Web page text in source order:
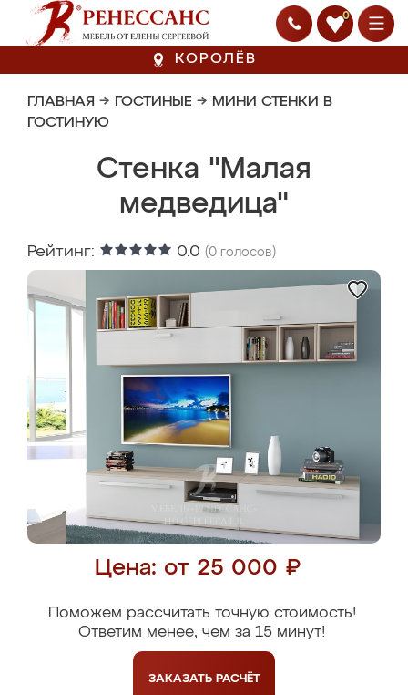
0
КОРОЛЁВ
ГЛАВНАЯ → ГОСТИНЫЕ → МИНИ СТЕНКИ В
ГОСТИНУЮ
Стенка "Малая
медведица"
Рейтинг: 0.0 (0 голосов)
Цена: от 25 000 ₽
Поможем рассчитать точную стоимость!
Ответим менее, чем за 15 минут!
ЗАКАЗАТЬ РАСЧЁТ